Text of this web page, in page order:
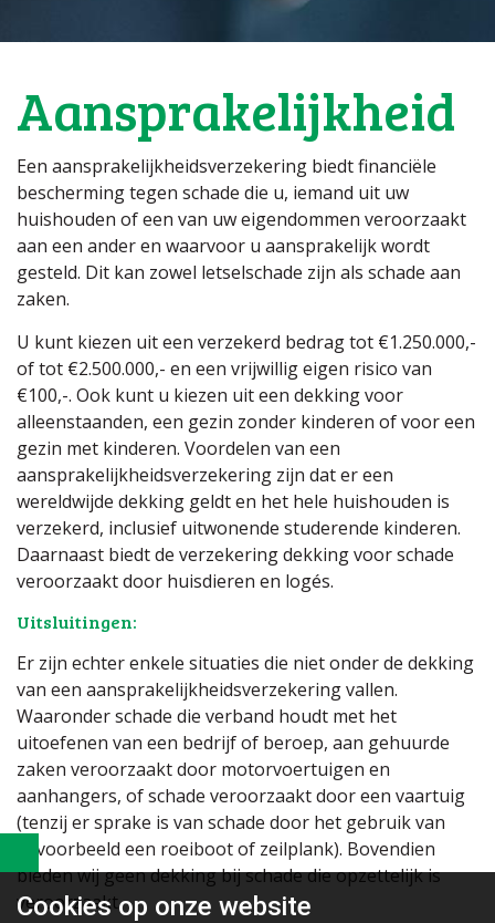
Aansprakelijkheid
Een aansprakelijkheidsverzekering biedt financiële
bescherming tegen schade die u, iemand uit uw
huishouden of een van uw eigendommen veroorzaakt
aan een ander en waarvoor u aansprakelijk wordt
gesteld. Dit kan zowel letselschade zijn als schade aan
zaken.
U kunt kiezen uit een verzekerd bedrag tot €1.250.000,-
of tot €2.500.000,- en een vrijwillig eigen risico van
€100,-. Ook kunt u kiezen uit een dekking voor
alleenstaanden, een gezin zonder kinderen of voor een
gezin met kinderen. Voordelen van een
aansprakelijkheidsverzekering zijn dat er een
wereldwijde dekking geldt en het hele huishouden is
verzekerd, inclusief uitwonende studerende kinderen.
Daarnaast biedt de verzekering dekking voor schade
veroorzaakt door huisdieren en logés.
Uitsluitingen:
Er zijn echter enkele situaties die niet onder de dekking
van een aansprakelijkheidsverzekering vallen.
Waaronder schade die verband houdt met het
uitoefenen van een bedrijf of beroep, aan gehuurde
zaken veroorzaakt door motorvoertuigen en
aanhangers, of schade veroorzaakt door een vaartuig
(tenzij er sprake is van schade door het gebruik van
bijvoorbeeld een roeiboot of zeilplank). Bovendien
bieden wij geen dekking bij schade die opzettelijk is
veroorzaakt.
Cookies op onze website